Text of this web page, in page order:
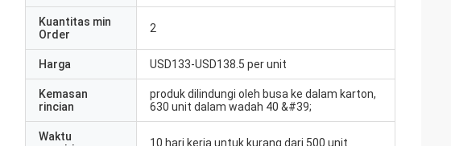
Kuantitas min
Order
2
Harga USD133-USD138.5 per unit
Kemasan
rincian
produk dilindungi oleh busa ke dalam karton,
630 unit dalam wadah 40 &#39;
Waktu
10 hari kerja untuk kurang dari 500 unit